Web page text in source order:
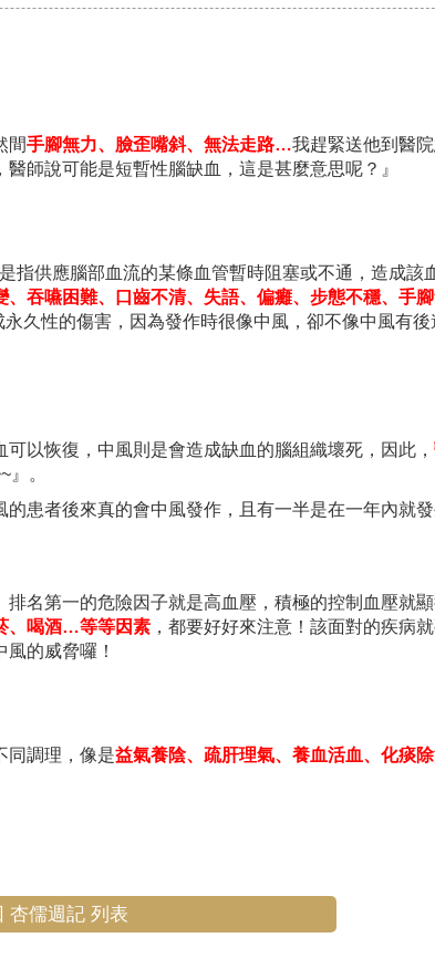
間手腳無力、臉歪嘴斜、無法走路…我趕緊送他到醫
師說可能是短暫性腦缺血，這是甚麼意思呢？』
指供應腦部血流的某條血管暫時阻塞或不通，造成該
、吞嚥困難、口齒不清、失語、偏癱、步態不穩、手
久性的傷害，因為發作時很像中風，卻不像中風有
以恢復，中風則是會造成缺血的腦組織壞死，因此，
。
患者後來真的會中風發作，且有一半是在一年內就發
名第一的危險因子就是高血壓，積極的控制血壓就
、喝酒…等等因素 ，都要好好來注意！該面對的疾病
的威脅囉！
同調理，像是益氣養陰、疏肝理氣、養血活血、化痰
杏儒週記 列表